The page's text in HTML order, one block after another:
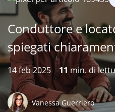
Conduttore e
spiegati
14 feb 2025 11 min. di
Vanessa Guerriero